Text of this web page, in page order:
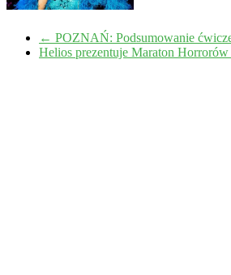
← POZNAŃ: Podsumowanie
Helios prezentuje Maraton Horrorów